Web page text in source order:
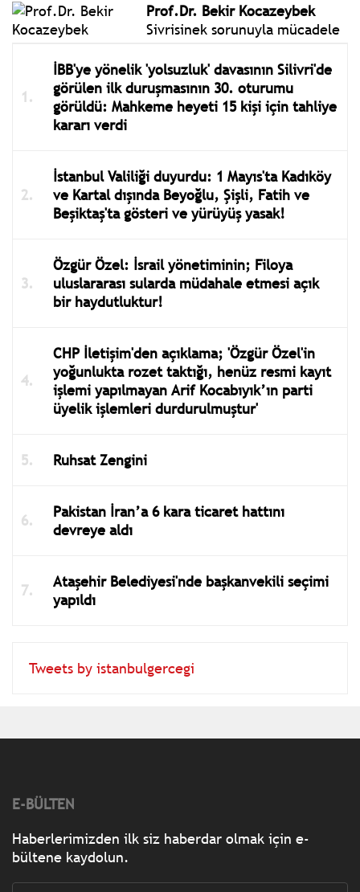
Prof.Dr. Bekir Kocazeybek
Sivrisinek sorunuyla mücadele
İBB'ye yönelik 'yolsuzluk' davasının Silivri'de
görülen ilk duruşmasının 30. oturumu
görüldü: Mahkeme heyeti 15 kişi için tahliye
kararı verdi
İstanbul Valiliği duyurdu: 1 Mayıs'ta Kadıköy
ve Kartal dışında Beyoğlu, Şişli, Fatih ve
Beşiktaş'ta gösteri ve yürüyüş yasak!
Özgür Özel: İsrail yönetiminin; Filoya
uluslararası sularda müdahale etmesi açık
bir haydutluktur!
CHP İletişim'den açıklama; 'Özgür Özel'in
yoğunlukta rozet taktığı, henüz resmi kayıt
işlemi yapılmayan Arif Kocabıyık’ın parti
üyelik işlemleri durdurulmuştur'
Ruhsat Zengini
Pakistan İran’a 6 kara ticaret hattını
devreye aldı
Ataşehir Belediyesi'nde başkanvekili seçimi
yapıldı
Tweets by istanbulgercegi
E-BÜLTEN
Haberlerimizden ilk siz haberdar olmak için e-
bültene kaydolun.